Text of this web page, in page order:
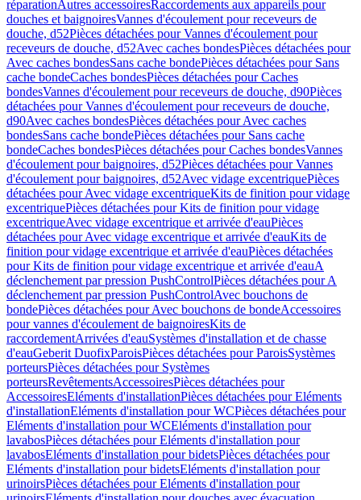
réparationAutres accessoiresRaccordements aux appareils pour
douches et baignoiresVannes d'écoulement pour receveurs de
douche, d52Pièces détachées pour Vannes d'écoulement pour
receveurs de douche, d52Avec caches bondesPièces détachées pour
Avec caches bondesSans cache bondePièces détachées pour Sans
cache bondeCaches bondesPièces détachées pour Caches
bondesVannes d'écoulement pour receveurs de douche, d90Pièces
détachées pour Vannes d'écoulement pour receveurs de douche,
d90Avec caches bondesPièces détachées pour Avec caches
bondesSans cache bondePièces détachées pour Sans cache
bondeCaches bondesPièces détachées pour Caches bondesVannes
d'écoulement pour baignoires, d52Pièces détachées pour Vannes
d'écoulement pour baignoires, d52Avec vidage excentriquePièces
détachées pour Avec vidage excentriqueKits de finition pour vidage
excentriquePièces détachées pour Kits de finition pour vidage
excentriqueAvec vidage excentrique et arrivée d'eauPièces
détachées pour Avec vidage excentrique et arrivée d'eauKits de
finition pour vidage excentrique et arrivée d'eauPièces détachées
pour Kits de finition pour vidage excentrique et arrivée d'eauA
déclenchement par pression PushControlPièces détachées pour A
déclenchement par pression PushControlAvec bouchons de
bondePièces détachées pour Avec bouchons de bondeAccessoires
pour vannes d'écoulement de baignoiresKits de
raccordementArrivées d'eauSystèmes d'installation et de chasse
d'eauGeberit DuofixParoisPièces détachées pour ParoisSystèmes
porteursPièces détachées pour Systèmes
porteursRevêtementsAccessoiresPièces détachées pour
AccessoiresEléments d'installationPièces détachées pour Eléments
d'installationEléments d'installation pour WCPièces détachées pour
Eléments d'installation pour WCEléments d'installation pour
lavabosPièces détachées pour Eléments d'installation pour
lavabosEléments d'installation pour bidetsPièces détachées pour
Eléments d'installation pour bidetsEléments d'installation pour
urinoirsPièces détachées pour Eléments d'installation pour